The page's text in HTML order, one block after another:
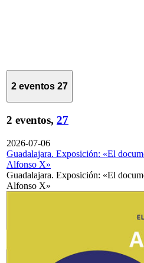
2 eventos 27
2 eventos, 27
2026-07-06
Guadalajara. Exposición: «El
Alfonso X»
Guadalajara. Exposición: «El
Alfonso X»